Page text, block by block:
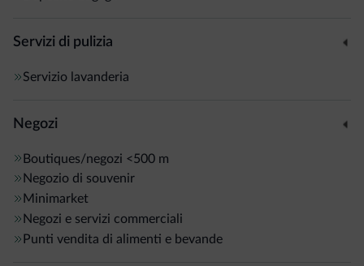
Servizi di pulizia
Servizio lavanderia
Negozi
Boutiques/negozi <500 m
Negozio di souvenir
Minimarket
Negozi e servizi commerciali
Punti vendita di alimenti e bevande